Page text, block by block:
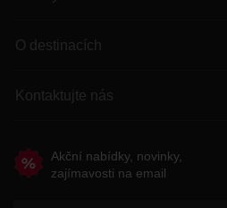
O destinacích
Kontaktujte nás
Akční nabídky, novinky,
zajímavosti na email